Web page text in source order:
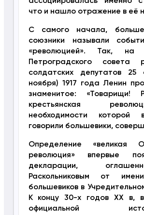
что и нашло отражение в её
С самого начала,
союзники называли
«революцией». Так, на
Петроградского совета
солдатских депутатов 25
ноября) 1917 года Ленин
знаменитое: «Товарищи!
крестьянская
необходимости которой
говорили большевики,
Определение «великая
революция» впервые
декларации,
Раскольниковым от
большевиков в
К концу 30-х годов XX в, в
официальной